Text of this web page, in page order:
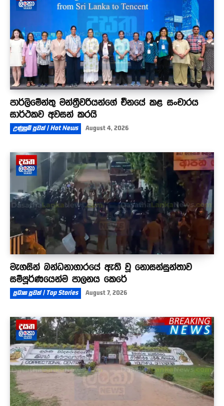
පාර්ලිමේන්තු මන්ත්‍රීවරියන්ගේ චීනයේ කළ සංචාරය
සාර්ථකව අවසන් කරයි
උණුසුම් පුවත් | Hot News August 4, 2026
මැගසින් බන්ධනාගාරයේ ඇති වූ නොසන්සුන්තාව
සම්පූර්ණයෙන්ම පාලනය කෙරේ
ප්‍රධාන පුවත් | Top Stories August 7, 2026